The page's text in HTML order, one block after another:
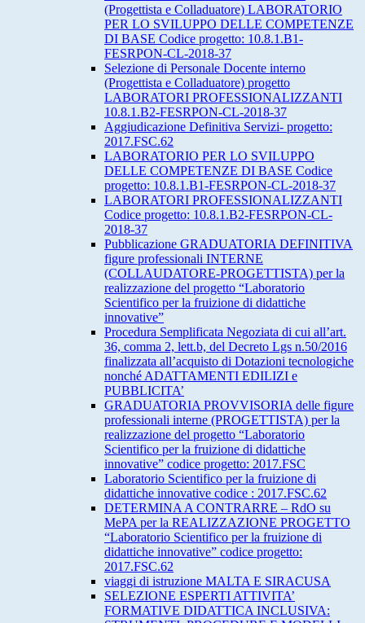
(Progettista e Colladuatore) LABORATORIO
PER LO SVILUPPO DELLE COMPETENZE
DI BASE Codice progetto: 10.8.1.B1-
FESRPON-CL-2018-37
Selezione di Personale Docente interno
(Progettista e Colladuatore) progetto
LABORATORI PROFESSIONALIZZANTI
10.8.1.B2-FESRPON-CL-2018-37
Aggiudicazione Definitiva Servizi- progetto:
2017.FSC.62
LABORATORIO PER LO SVILUPPO
DELLE COMPETENZE DI BASE Codice
progetto: 10.8.1.B1-FESRPON-CL-2018-37
LABORATORI PROFESSIONALIZZANTI
Codice progetto: 10.8.1.B2-FESRPON-CL-
2018-37
Pubblicazione GRADUATORIA DEFINITIVA
figure professionali INTERNE
(COLLAUDATORE-PROGETTISTA) per la
realizzazione del progetto “Laboratorio
Scientifico per la fruizione di didattiche
innovative”
Procedura Semplificata Negoziata di cui all’art.
36, comma 2, lett.b, del Decreto Lgs n.50/2016
finalizzata all’acquisto di Dotazioni tecnologiche
nonché ADATTAMENTI EDILIZI e
PUBBLICITA’
GRADUATORIA PROVVISORIA delle figure
professionali interne (PROGETTISTA) per la
realizzazione del progetto “Laboratorio
Scientifico per la fruizione di didattiche
innovative” codice progetto: 2017.FSC
Laboratorio Scientifico per la fruizione di
didattiche innovative codice : 2017.FSC.62
DETERMINA A CONTRARRE – RdO su
MePA per la REALIZZAZIONE PROGETTO
“Laboratorio Scientifico per la fruizione di
didattiche innovative” codice progetto:
2017.FSC.62
viaggi di istruzione MALTA E SIRACUSA
SELEZIONE ESPERTI ATTIVITA’
FORMATIVE DIDATTICA INCLUSIVA: